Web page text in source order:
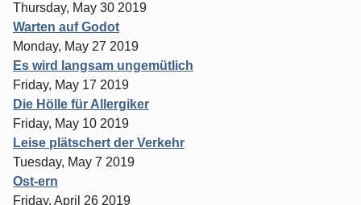
Thursday, May 30 2019
Warten auf Godot
Monday, May 27 2019
Es wird langsam ungemütlich
Friday, May 17 2019
Die Hölle für Allergiker
Friday, May 10 2019
Leise plätschert der Verkehr
Tuesday, May 7 2019
Ost-ern
Friday, April 26 2019